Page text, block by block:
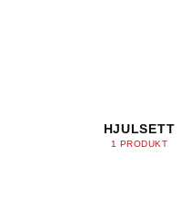
HJULSETT
1 PRODUKT